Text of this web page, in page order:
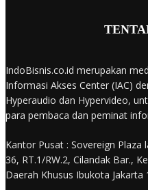
IndoBisnis.co.id merupakan
Informasi Akses Center (IAC)
Hyperaudio dan Hypervideo,
para pembaca dan peminat
Kantor Pusat : Sovereign Plaza
36, RT.1/RW.2, Cilandak Bar.,
Daerah Khusus Ibukota Jakarta